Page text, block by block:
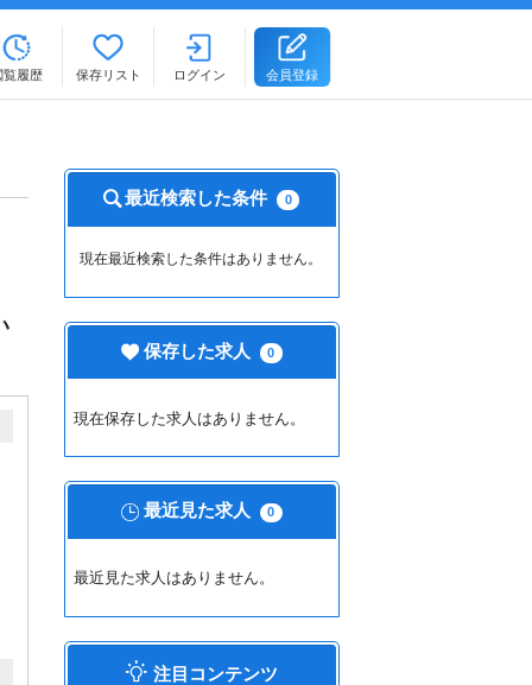
覧履歴 保存リスト ログイン 会員登録
最近検索した条件 0
現在最近検索した条件はありません。
保存した求人 0
現在保存した求人はありません。
最近見た求人 0
最近見た求人はありません。
注目コンテンツ